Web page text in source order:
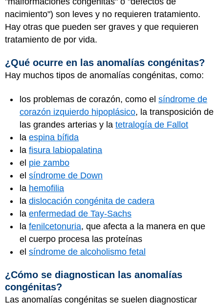
nacimiento") son leves y no requieren tratamiento.
Hay otras que pueden ser graves y que requieren
tratamiento de por vida.
¿Qué ocurre en las anomalías congénitas?
Hay muchos tipos de anomalías congénitas, como:
los problemas de corazón, como el síndrome de
corazón izquierdo hipoplásico, la transposición de
las grandes arterias y la tetralogía de Fallot
la espina bífida
la fisura labiopalatina
el pie zambo
el síndrome de Down
la hemofilia
la dislocación congénita de cadera
la enfermedad de Tay-Sachs
la fenilcetonuria, que afecta a la manera en que
el cuerpo procesa las proteínas
el síndrome de alcoholismo fetal
¿Cómo se diagnostican las anomalías
congénitas?
Las anomalías congénitas se suelen diagnosticar